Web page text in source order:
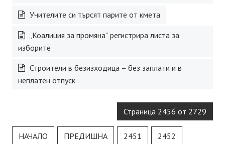
Учителите си търсят парите от кмета
„Коалиция за промяна” регистрира листа за
изборите
Строители в безизходица – без заплати и в
неплатен отпуск
Страница 2456 от 2729
НАЧАЛО ПРЕДИШНА 2451 2452